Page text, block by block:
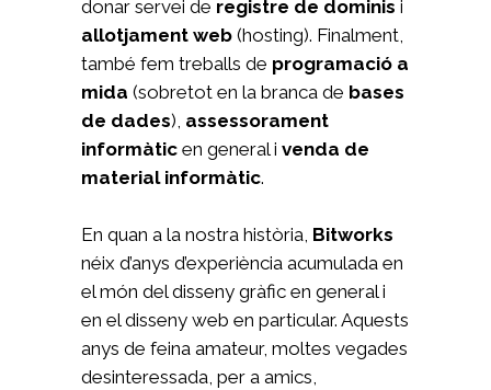
donar servei de registre de dominis i
allotjament web (hosting). Finalment,
també fem treballs de programació a
mida (sobretot en la branca de bases
de dades), assessorament
informàtic en general i venda de
material informàtic.
En quan a la nostra història, Bitworks
néix d’anys d’experiència acumulada en
el món del disseny gràfic en general i
en el disseny web en particular. Aquests
anys de feina amateur, moltes vegades
desinteressada, per a amics,